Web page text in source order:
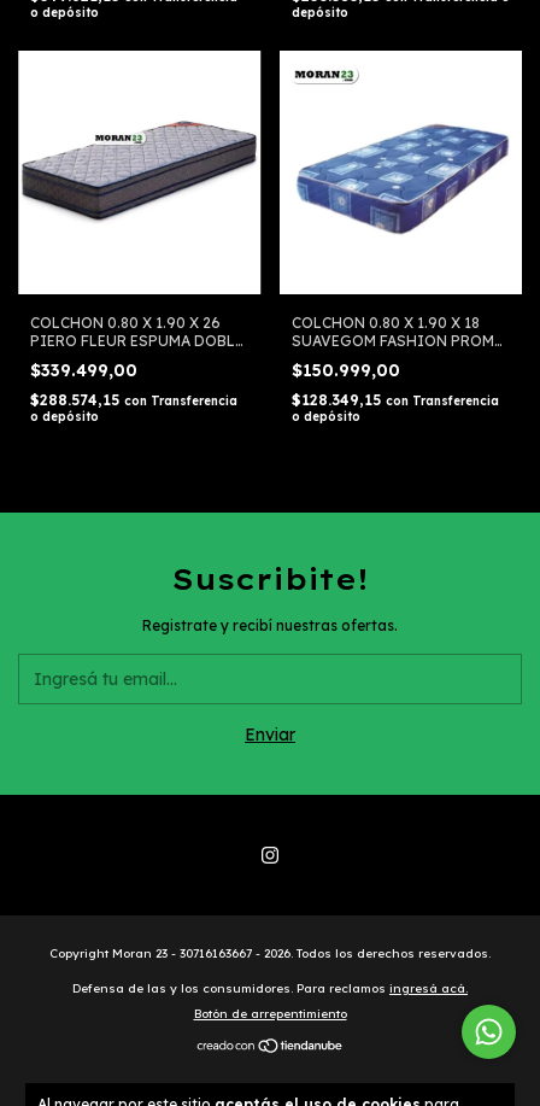
o depósito
depósito
COLCHON 0.80 X 1.90 X 26
PIERO FLEUR ESPUMA DOBLE
$339.499,00
$288.574,15 con Transferencia
o depósito
COLCHON 0.80 X 1.90 X 18
SUAVEGOM FASHION PROMO
$150.999,00
$128.349,15 con Transferencia
o depósito
Suscribite!
Registrate y recibí nuestras ofertas.
Copyright Moran 23 - 30716163667 - 2026. Todos los derechos reservados.
Defensa de las y los consumidores. Para reclamos ingresá acá.
Botón de arrepentimiento